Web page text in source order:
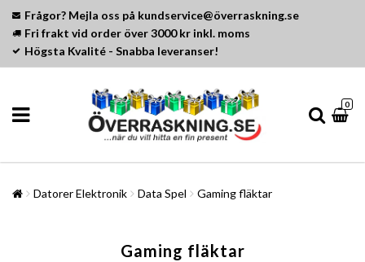
Frågor? Mejla oss på kundservice@överraskning.se
Fri frakt vid order över 3000 kr inkl. moms
Högsta Kvalité - Snabba leveranser!
0
Datorer Elektronik Data Spel Gaming fläktar
Gaming fläktar